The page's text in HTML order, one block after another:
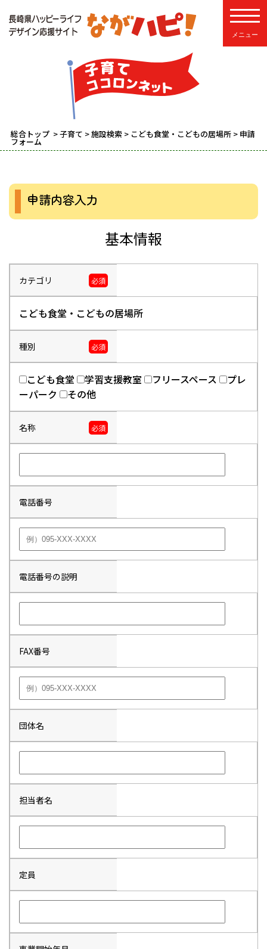
総合トップ >子育て >施設検索 > こども食堂・こどもの居場所 > 申請
フォーム
申請内容入力
基本情報
カテゴリ 必須
こども食堂・こどもの居場所
種別 必須
こども食堂 学習支援教室 フリースペース
プレ
ーパーク
その他
名称 必須
電話番号
電話番号の説明
FAX番号
団体名
担当者名
定員